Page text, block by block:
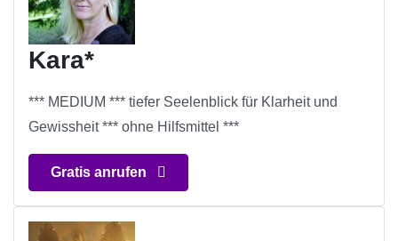
Kara*
*** MEDIUM *** tiefer Seelenblick für Klarheit und
Gewissheit *** ohne Hilfsmittel ***
Gratis anrufen